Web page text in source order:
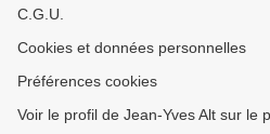
C.G.U.
Cookies et données personnelles
Préférences cookies
Voir le profil de Jean-Yves Alt sur le